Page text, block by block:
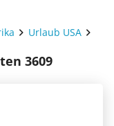
Urlaub USA
3609